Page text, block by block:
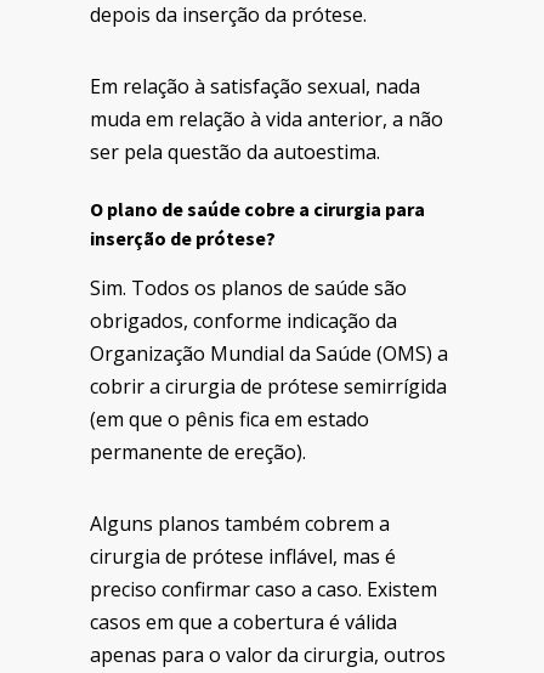
depois da inserção da prótese.
Em relação à satisfação sexual, nada
muda em relação à vida anterior, a não
ser pela questão da autoestima.
O plano de saúde cobre a cirurgia para
inserção de prótese?
Sim. Todos os planos de saúde são
obrigados, conforme indicação da
Organização Mundial da Saúde (OMS) a
cobrir a cirurgia de prótese semirrígida
(em que o pênis fica em estado
permanente de ereção).
Alguns planos também cobrem a
cirurgia de prótese inflável, mas é
preciso confirmar caso a caso. Existem
casos em que a cobertura é válida
apenas para o valor da cirurgia, outros